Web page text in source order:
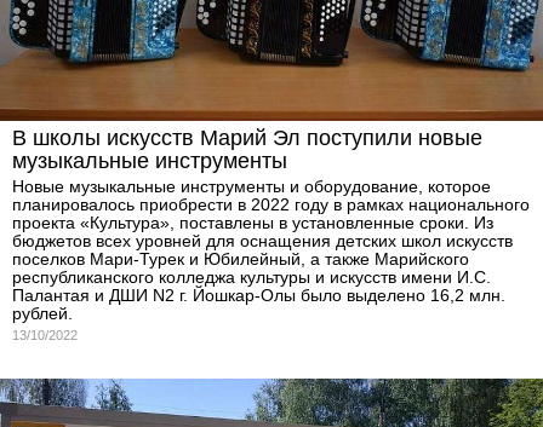
В школы искусств Марий Эл поступили новые
музыкальные инструменты
Новые музыкальные инструменты и оборудование, которое
планировалось приобрести в 2022 году в рамках национального
проекта «Культура», поставлены в установленные сроки. Из
бюджетов всех уровней для оснащения детских школ искусств
поселков Мари-Турек и Юбилейный, а также Марийского
республиканского колледжа культуры и искусств имени И.С.
Палантая и ДШИ N2 г. Йошкар-Олы было выделено 16,2 млн.
рублей.
13/10/2022